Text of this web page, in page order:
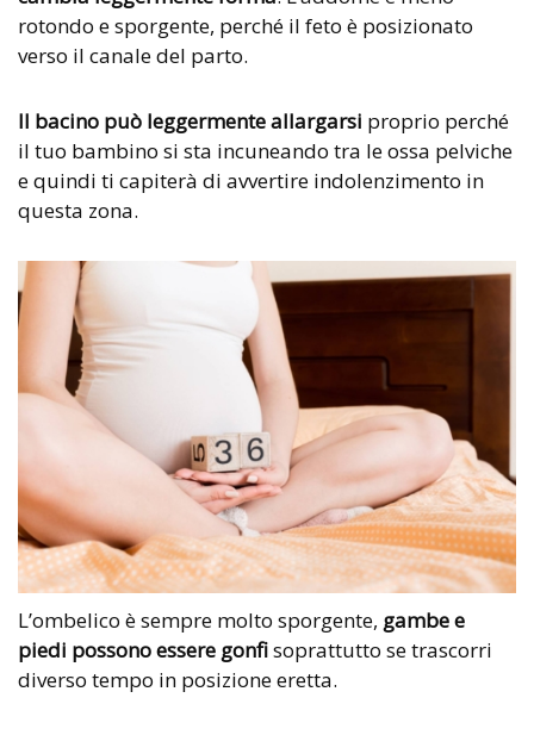
rotondo e sporgente, perché il feto è posizionato
verso il canale del parto.
Il bacino può leggermente allargarsi proprio perché
il tuo bambino si sta incuneando tra le ossa pelviche
e quindi ti capiterà di avvertire indolenzimento in
questa zona.
L’ombelico è sempre molto sporgente, gambe e
piedi possono essere gonfisoprattutto se trascorri
diverso tempo in posizione eretta.